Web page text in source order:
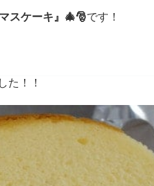
スケーキ』🎄🎅です！
た！！